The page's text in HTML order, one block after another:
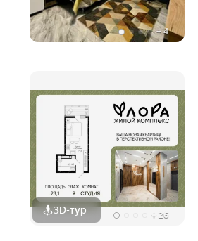
+4
3D-тур + 26